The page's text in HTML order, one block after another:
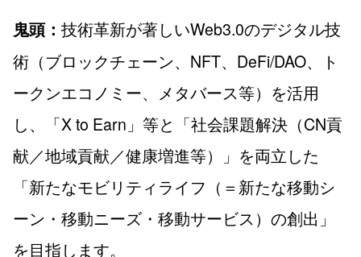
鬼頭： 技術革新が著しいWeb3.0のデジタル技
術（ブロックチェーン、NFT、DeFi/DAO、ト
ークンエコノミー、メタバース等）を活用
し、「X to Earn」等と「社会課題解決（CN貢
献／地域貢献／健康増進等）」を両立した
「新たなモビリティライフ（＝新たな移動シ
ーン・移動ニーズ・移動サービス）の創出」
を目指します。